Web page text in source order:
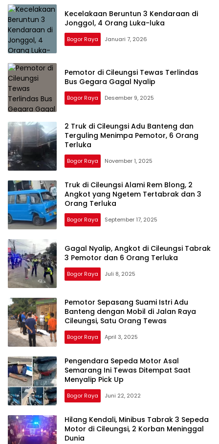
Kecelakaan Beruntun 3 Kendaraan di
Jonggol, 4 Orang Luka-luka
Bogor Raya Januari 7, 2026
Pemotor di Cileungsi Tewas Terlindas
Bus Gegara Gagal Nyalip
Bogor Raya Desember 9, 2025
2 Truk di Cileungsi Adu Banteng dan
Terguling Menimpa Pemotor, 6 Orang
Terluka
Bogor Raya November 1, 2025
Truk di Cileungsi Alami Rem Blong, 2
Angkot yang Ngetem Tertabrak dan 3
Orang Terluka
Bogor Raya September 17, 2025
Gagal Nyalip, Angkot di Cileungsi Tabrak
3 Pemotor dan 6 Orang Terluka
Bogor Raya Juli 8, 2025
Pemotor Sepasang Suami Istri Adu
Banteng dengan Mobil di Jalan Raya
Cileungsi, Satu Orang Tewas
Bogor Raya April 3, 2025
Pengendara Sepeda Motor Asal
Semarang Ini Tewas Ditempat Saat
Menyalip Pick Up
Bogor Raya Juni 22, 2022
Hilang Kendali, Minibus Tabrak 3 Sepeda
Motor di Cileungsi, 2 Korban Meninggal
Dunia